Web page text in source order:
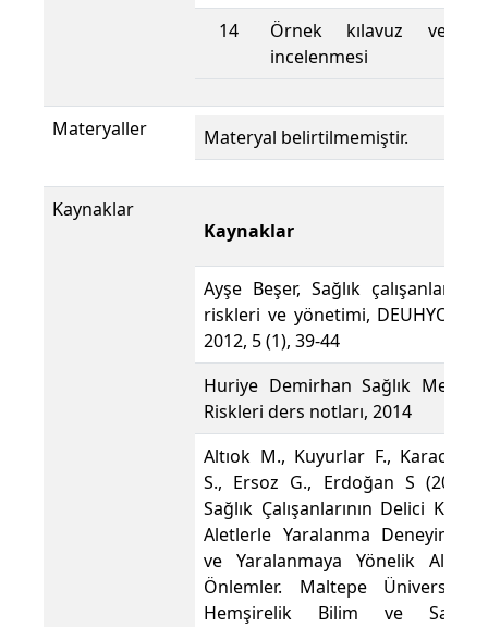
14
Örnek kılavuz ve
incelenmesi
Materyaller Materyal belirtilmemiştir.
Kaynaklar
Kaynaklar
Ayşe Beşer, Sağlık çalışanlarının
riskleri ve yönetimi, DEUHYO ED
2012, 5 (1), 39-44
Huriye Demirhan Sağlık Meslek
Riskleri ders notları, 2014
Altıok M., Kuyurlar F., Karacorlu
S., Ersoz G., Erdoğan S (2009).
Sağlık Çalışanlarının Delici Kesici
Aletlerle Yaralanma Deneyimleri
ve Yaralanmaya Yönelik Alınan
Önlemler. Maltepe Üniversitesi
Hemşirelik Bilim ve Sanatı